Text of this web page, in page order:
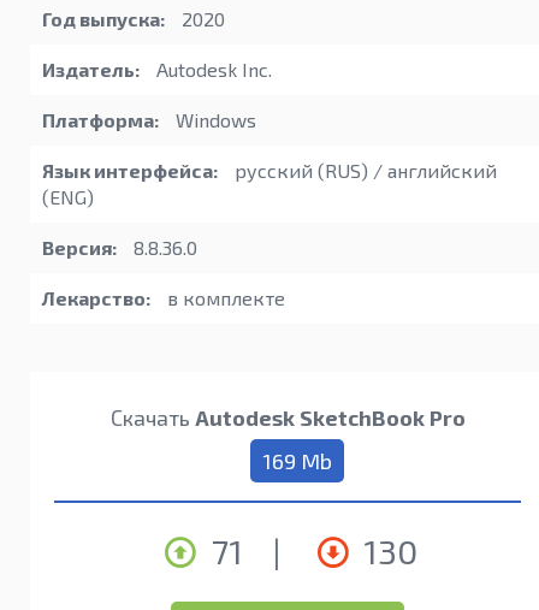
Год выпуска: 2020
Издатель: Autodesk Inc.
Платформа: Windows
Язык интерфейса:
русский (RUS) / английский
(ENG)
Версия: 8.8.36.0
Лекарство: в комплекте
Скачать Autodesk SketchBook Pro
169 Mb
71 | 130